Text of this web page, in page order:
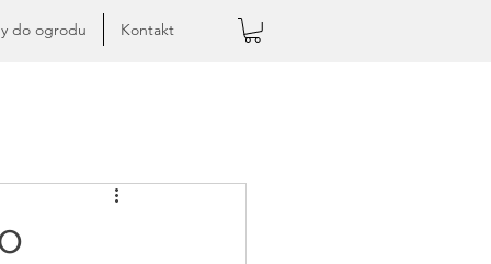
do ogrodu Kontakt